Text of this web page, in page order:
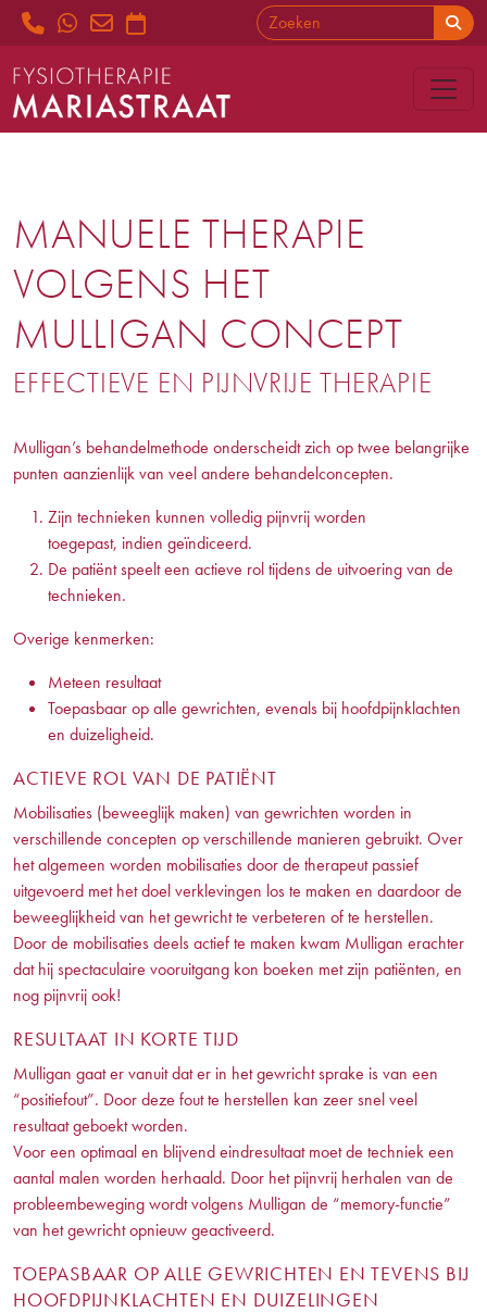
MANUELE THERAPIE
VOLGENS HET
MULLIGAN CONCEPT
EFFECTIEVE EN PIJNVRIJE THERAPIE
Mulligan’s behandelmethode onderscheidt zich op twee belangrijke
punten aanzienlijk van veel andere behandelconcepten.
Zijn technieken kunnen volledig pijnvrij worden
toegepast, indien geïndiceerd.
De patiënt speelt een actieve rol tijdens de uitvoering van de
technieken.
Overige kenmerken:
Meteen resultaat
Toepasbaar op alle gewrichten, evenals bij hoofdpijnklachten
en duizeligheid.
ACTIEVE ROL VAN DE PATIËNT
Mobilisaties (beweeglijk maken) van gewrichten worden in
verschillende concepten op verschillende manieren gebruikt. Over
het algemeen worden mobilisaties door de therapeut passief
uitgevoerd met het doel verklevingen los te maken en daardoor de
beweeglijkheid van het gewricht te verbeteren of te herstellen.
Door de mobilisaties deels actief te maken kwam Mulligan erachter
dat hij spectaculaire vooruitgang kon boeken met zijn patiënten, en
nog pijnvrij ook!
RESULTAAT IN KORTE TIJD
Mulligan gaat er vanuit dat er in het gewricht sprake is van een
“positiefout”. Door deze fout te herstellen kan zeer snel veel
resultaat geboekt worden.
Voor een optimaal en blijvend eindresultaat moet de techniek een
aantal malen worden herhaald. Door het pijnvrij herhalen van de
probleembeweging wordt volgens Mulligan de “memory-functie”
van het gewricht opnieuw geactiveerd.
TOEPASBAAR OP ALLE GEWRICHTEN EN TEVENS BIJ
HOOFDPIJNKLACHTEN EN DUIZELINGEN